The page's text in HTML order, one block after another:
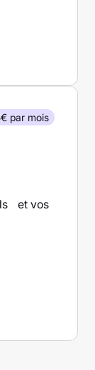
et vos
par mois